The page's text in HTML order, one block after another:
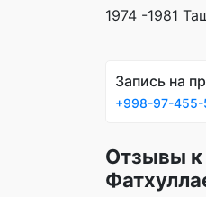
1974 -1981
Запись на
+998-97-
Отзывы к